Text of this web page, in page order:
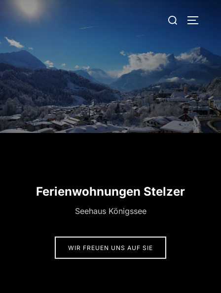
Suchen
Ferienwohnungen Stelzer
Seehaus Königssee
WIR FREUEN UNS AUF SIE